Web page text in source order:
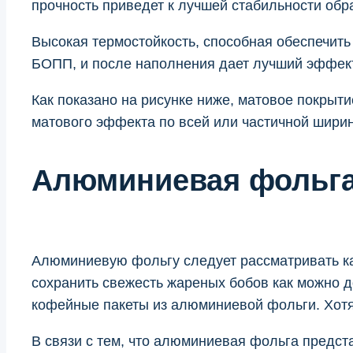
прочность приведет к лучшей стабильности
Высокая термостойкость, способная
БОПП, и после наполнения дает лучший
Как показано на рисунке ниже, матовое
матового эффекта по всей или частичной
Алюминиевая
Алюминиевую фольгу следует рассматривать
сохранить свежесть жареных бобов как можно
кофейные пакеты из алюминиевой фольги.
В связи с тем, что алюминиевая фольга